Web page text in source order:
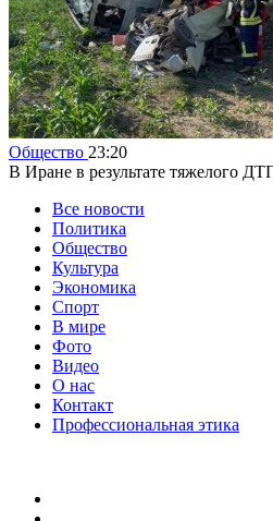
Общество 23:20
В Иране в результате тяжелого
Все новости
Политика
Общество
Культура
Экономика
Спорт
В мире
Фото
Видео
О нас
Контакт
Профессиональная этика